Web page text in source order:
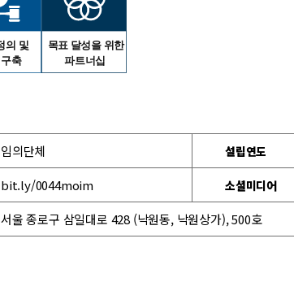
임의단체 설립연도
bit.ly/0044moim 소셜미디어
서울 종로구 삼일대로 428 (낙원동, 낙원상가), 500호